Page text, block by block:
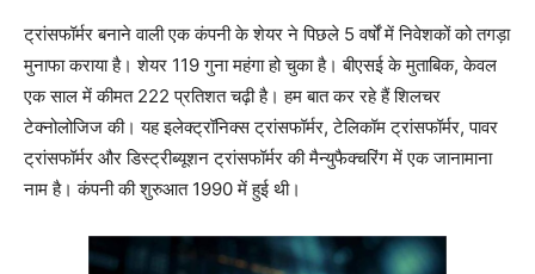
ट्रांसफॉर्मर बनाने वाली एक कंपनी के शेयर ने पिछले 5 वर्षों में निवेशकों को तगड़ा
मुनाफा कराया है। शेयर 119 गुना महंगा हो चुका है। बीएसई के मुताबिक, केवल
एक साल में कीमत 222 प्रतिशत चढ़ी है। हम बात कर रहे हैं शिलचर
टेक्नोलोजिज की। यह इलेक्ट्रॉनिक्स ट्रांसफॉर्मर, टेलिकॉम ट्रांसफॉर्मर, पावर
ट्रांसफॉर्मर और डिस्ट्रीब्यूशन ट्रांसफॉर्मर की मैन्युफैक्चरिंग में एक जानामाना
नाम है। कंपनी की शुरुआत 1990 में हुई थी।